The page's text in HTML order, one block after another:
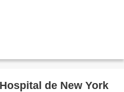
de New York